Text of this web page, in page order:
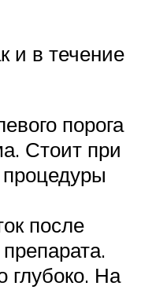
и в течение
порога
Стоит при
после
глубоко. На